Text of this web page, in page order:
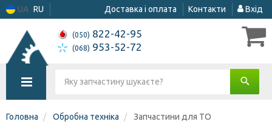
UA RU Доставка і оплата Контакти Вхід
(050) 822-42-95
(068) 953-52-72
Головна Обробна техніка Запчастини для ТО